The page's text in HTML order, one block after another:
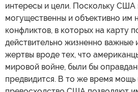
интересы и цели. Поскольку США
могущественны и объективно им
конфликтов, в которых на карту
действительно жизненно важные
жертвы вроде тех, что
мировой войне, были бы
предвидится. В то же время мощь